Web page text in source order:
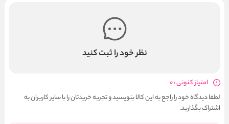
نظر خود را ثبت کنید
امتیاز کنونی : 0
لطفا دیدگاه خود را راجع به این کالا بنویسید و تجربه خریدتان را با سایر کاربران به
اشتراک بگذارید.